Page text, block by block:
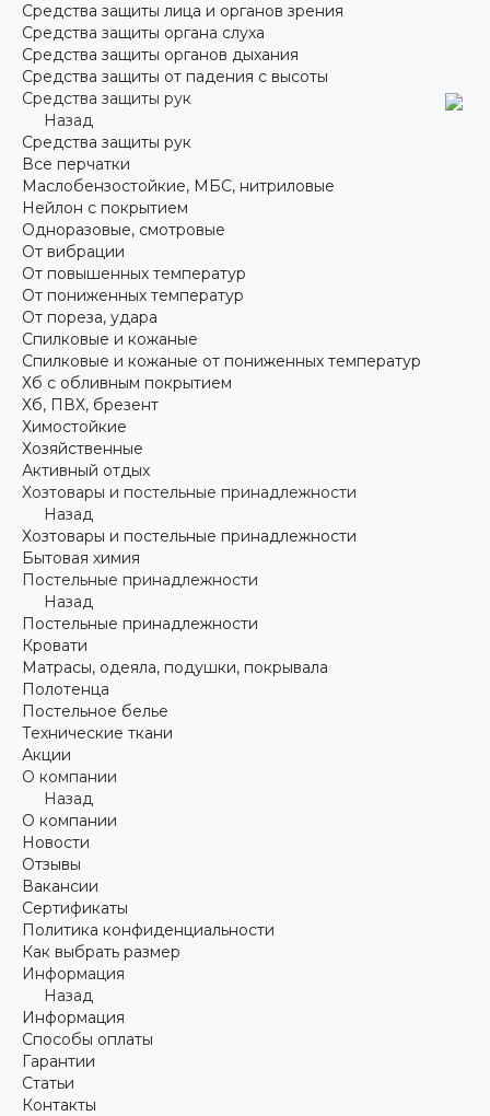
Средства защиты лица и органов зрения
Средства защиты органа слуха
Средства защиты органов дыхания
Средства защиты от падения с высоты
Средства защиты рук
Назад
Средства защиты рук
Все перчатки
Маслобензостойкие, МБС, нитриловые
Нейлон с покрытием
Одноразовые, смотровые
От вибрации
От повышенных температур
От пониженных температур
От пореза, удара
Спилковые и кожаные
Спилковые и кожаные от пониженных температур
Хб с обливным покрытием
Хб, ПВХ, брезент
Химостойкие
Хозяйственные
Активный отдых
Хозтовары и постельные принадлежности
Назад
Хозтовары и постельные принадлежности
Бытовая химия
Постельные принадлежности
Назад
Постельные принадлежности
Кровати
Матрасы, одеяла, подушки, покрывала
Полотенца
Постельное белье
Технические ткани
Акции
О компании
Назад
О компании
Новости
Отзывы
Вакансии
Сертификаты
Политика конфиденциальности
Как выбрать размер
Информация
Назад
Информация
Способы оплаты
Гарантии
Статьи
Контакты